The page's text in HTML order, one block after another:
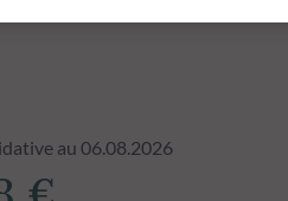
au 06.08.2026